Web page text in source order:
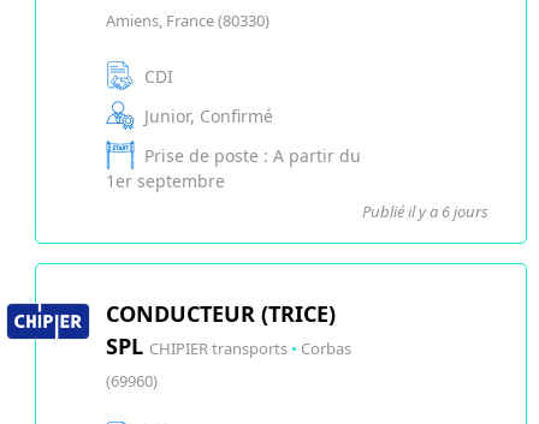
Amiens, France (80330)
CDI
Junior, Confirmé
Prise de poste : A partir du
1er septembre
Publié il y a 6 jours
CONDUCTEUR (TRICE)
SPL CHIPIER transports • Corbas
(69960)